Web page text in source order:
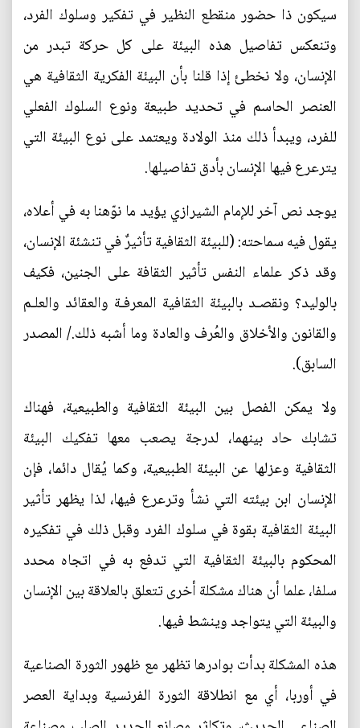
سيكون ذا حضور منقطع النظير في تفكير وسلوك الفرد،
وتنعكس تفاصيل هذه البيئة على كل حركة تبدر من
الإنسان، ولا نخطئ إذا قلنا بأن البيئة الفكرية الثقافية هي
العنصر الحاسم في تحديد طبيعة ونوع السلوك الفعلي
للفرد، ويبدأ ذلك منذ الولادة ويعتمد على نوع البيئة التي
يترعرع فيها الإنسان بأدق تفاصيلها.
يوجد نص آخر للإمام الشيرازي يؤيد ما نوّهنا به في أعلاه،
يقول فيه سماحته: (للبيئة الثقافية تأثيرٌ في تنشئة الإنسان،
وقد ذكر علماء النفس تأثير الثقافة على الجنين، فكيف
بالوليد؟ ونقصـد بالبيئة الثقافية المعرفـة والعقائد والعلـم
والقانون والأخلاق والعُرف والعادة وما أشبه ذلك./ المصدر
السابق).
ولا يمكن الفصل بين البيئة الثقافية والطبيعية، فهناك
تشابك حاد بينهما، لدرجة يصعب معها تفكيك البيئة
الثقافية وعزلها عن البيئة الطبيعية، وكما يُقال دائما، فإن
الإنسان ابن بيئته التي نشأ وترعرع فيها، لذا يظهر تأثير
البيئة الثقافية بقوة في سلوك الفرد وقبل ذلك في تفكيره
المحكوم بالبيئة الثقافية التي تدفع به في اتجاه محدد
سلفا، علما أن هناك مشكلة أخرى تتعلق بالعلاقة بين الإنسان
والبيئة التي يتواجد وينشط فيها.
هذه المشكلة بدأت بوادرها تظهر مع ظهور الثورة الصناعية
في أوربا، أي مع انطلاقة الثورة الفرنسية وبداية العصر